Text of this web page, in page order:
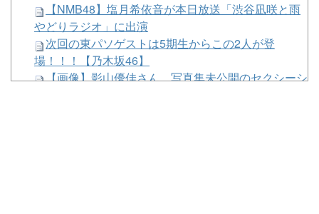
【NMB48】塩月希依音が本日放送「渋谷凪咲と雨
やどりラジオ」に出演
次回の東パソゲストは5期生からこの2人が登
場！！！【乃木坂46】
【画像】影山優佳さん、写真集未公開のセクシーシ